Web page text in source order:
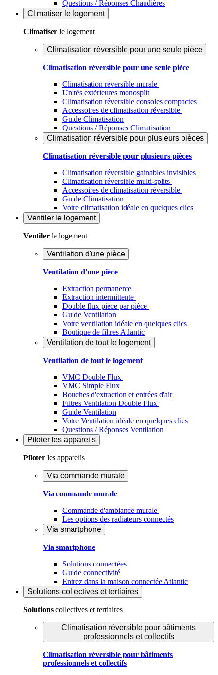
Questions / Réponses Chaudières
Climatiser le logement
Climatiser le logement
Climatisation réversible pour une seule pièce
Climatisation réversible pour une seule pièce
Climatisation réversible murale
Unités extérieures monosplit
Climatisation réversible consoles compactes
Accessoires de climatisation réversible
Guide Climatisation
Questions / Réponses Climatisation
Climatisation réversible pour plusieurs pièces
Climatisation réversible pour plusieurs pièces
Climatisation réversible gainables invisibles
Climatisation réversible multi-splits
Accessoires de climatisation réversible
Guide Climatisation
Votre climatisation idéale en quelques clics
Ventiler le logement
Ventiler le logement
Ventilation d'une pièce
Ventilation d'une pièce
Extraction permanente
Extraction intermittente
Double flux pièce par pièce
Guide Ventilation
Votre ventilation idéale en quelques clics
Boutique de filtres Atlantic
Ventilation de tout le logement
Ventilation de tout le logement
VMC Double Flux
VMC Simple Flux
Bouches d'extraction et entrées d'air
Filtres Ventilation Double Flux
Guide Ventilation
Votre Ventilation idéale en quelques clics
Questions / Réponses Ventilation
Piloter les appareils
Piloter les appareils
Via commande murale
Via commande murale
Commande d'ambiance murale
Les options des radiateurs connectés
Via smartphone
Via smartphone
Solutions connectées
Guide connectivité
Entrez dans la maison connectée Atlantic
Solutions collectives et tertiaires
Solutions collectives et tertiaires
Climatisation réversible pour bâtiments
professionnels et collectifs
Climatisation réversible pour bâtiments
professionnels et collectifs